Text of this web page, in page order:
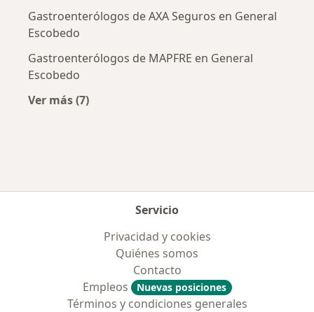
Gastroenterólogos de AXA Seguros en General
Escobedo
Gastroenterólogos de MAPFRE en General
Escobedo
Ver más (7)
Servicio
Privacidad y cookies
Quiénes somos
Contacto
Empleos
Nuevas posiciones
Términos y condiciones generales